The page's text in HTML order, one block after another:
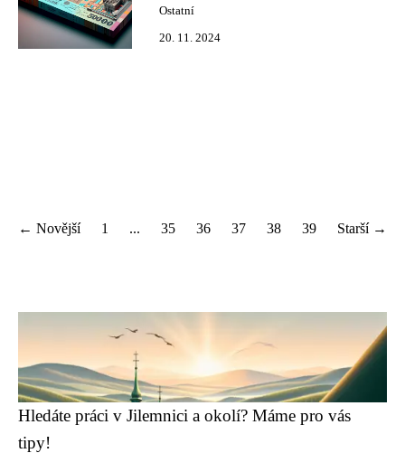
Ostatní
20. 11. 2024
← Novější 1 ... 35 36 37 38 39 Starší →
Hledáte práci v Jilemnici a okolí? Máme pro vás
tipy!